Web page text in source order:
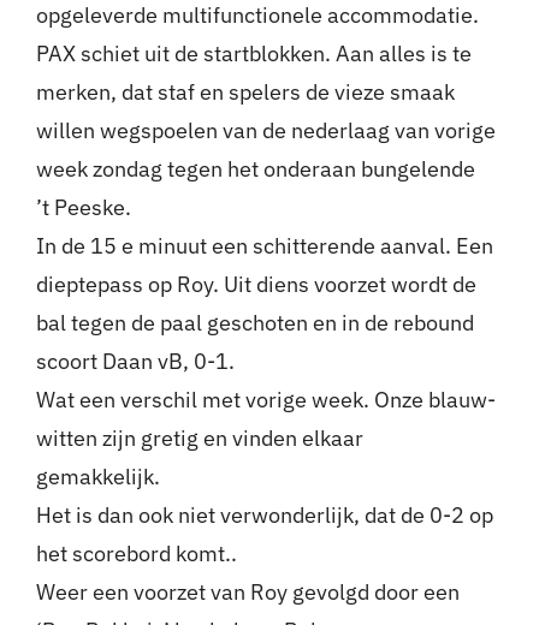
opgeleverde multifunctionele accommodatie.
PAX schiet uit de startblokken. Aan alles is te
merken, dat staf en spelers de vieze smaak
willen wegspoelen van de nederlaag van vorige
week zondag tegen het onderaan bungelende
’t Peeske.
In de 15 e minuut een schitterende aanval. Een
dieptepass op Roy. Uit diens voorzet wordt de
bal tegen de paal geschoten en in de rebound
scoort Daan vB, 0-1.
Wat een verschil met vorige week. Onze blauw-
witten zijn gretig en vinden elkaar
gemakkelijk.
Het is dan ook niet verwonderlijk, dat de 0-2 op
het scorebord komt..
Weer een voorzet van Roy gevolgd door een